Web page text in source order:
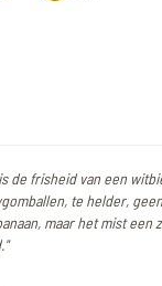
de frisheid van een
te helder,
maar het mist